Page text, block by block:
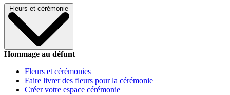
Fleurs et cérémonie
Hommage au défunt
Fleurs et cérémonies
Faire livrer des fleurs pour la cérémonie
Créer votre espace cérémonie